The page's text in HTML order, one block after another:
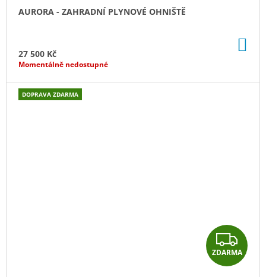
M
AURORA - ZAHRADNÍ PLYNOVÉ OHNIŠTĚ
27 500 Kč
Momentálně nedostupné
Z
D
ZDARMA
DOPRAVA ZDARMA